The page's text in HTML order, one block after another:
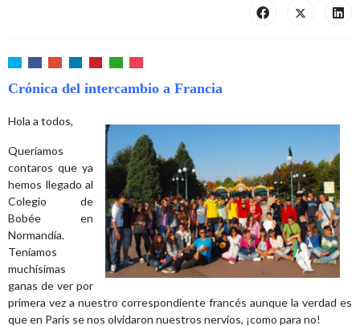
Crónica del intercambio a Francia
Hola a todos,
Queríamos
contaros que ya
hemos llegado al
Colegio de
Bobée en
Normandía.
Teníamos
muchísimas
ganas de ver por
primera vez a nuestro correspondiente francés aunque la verdad es
que en París se nos olvidaron nuestros nervios, ¡como para no!